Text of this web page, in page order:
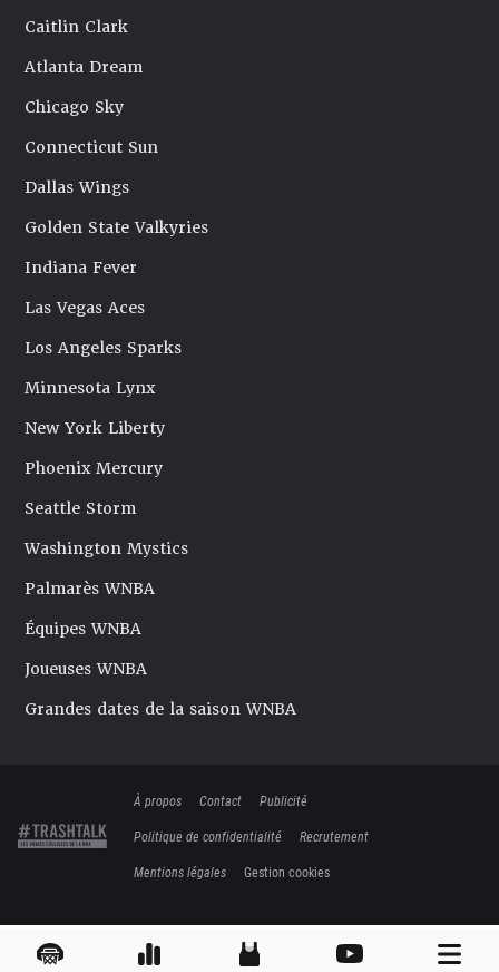
Caitlin Clark
Atlanta Dream
Chicago Sky
Connecticut Sun
Dallas Wings
Golden State Valkyries
Indiana Fever
Las Vegas Aces
Los Angeles Sparks
Minnesota Lynx
New York Liberty
Phoenix Mercury
Seattle Storm
Washington Mystics
Palmarès WNBA
Équipes WNBA
Joueuses WNBA
Grandes dates de la saison WNBA
À propos Contact
Publicité
Politique de confidentialité
Recrutement
Mentions légales
Gestion cookies